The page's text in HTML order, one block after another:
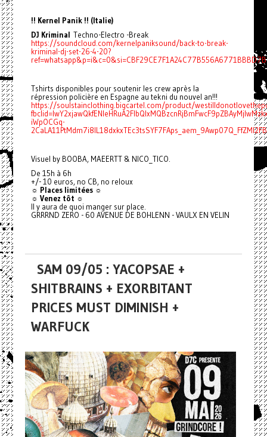
!! Kernel Panik !! (Italie)
DJ Kriminal Techno-Electro -Break
https://soundcloud.com/kernelpaniksound/back-to-break-
kriminal-dj-set-26-4-20?
Tshirts disponibles pour soutenir les crew après la
répression policière en Espagne au tekni du nouvel an!!!
https://soulstainclothing.bigcartel.com/product/
iWpOCGq-
Visuel by BOOBA, MAEERTT & NICO_TICO.
De 15h à 6h
+/- 10 euros, no CB, no reloux
☼ Places limitées ☼
☼ Venez tôt ☼
Il y aura de quoi manger sur place.
GRRRND ZERO - 60 AVENUE DE BOHLENN - VAULX EN VELIN
SAM 09/05 : YACOPSAE +
SHITBRAINS + EXORBITANT
PRICES MUST DIMINISH +
WARFUCK